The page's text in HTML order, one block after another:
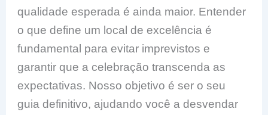
qualidade esperada é ainda maior. Entender
o que define um local de excelência é
fundamental para evitar imprevistos e
garantir que a celebração transcenda as
expectativas. Nosso objetivo é ser o seu
guia definitivo, ajudando você a desvendar